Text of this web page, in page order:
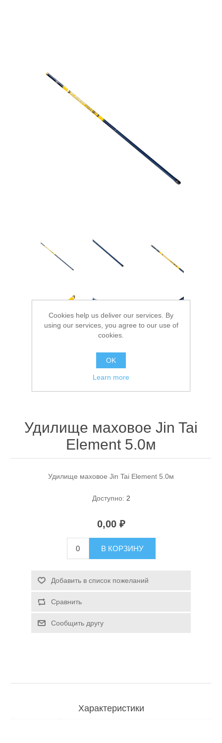
Товары для рыбалки
Аксессуары для лодок
Спасательные средства
Одежда/Обувь
Удилище маховое Jin Tai
Element 5.0м
Удилище маховое Jin Tai Element 5.0м
Доступно: 2
0,00 ₽
В КОРЗИНУ
Добавить в список пожеланий
Сравнить
Сообщить другу
Характеристики
Cookies help us deliver our services. By
using our services, you agree to our use of
cookies.
OK
Learn more